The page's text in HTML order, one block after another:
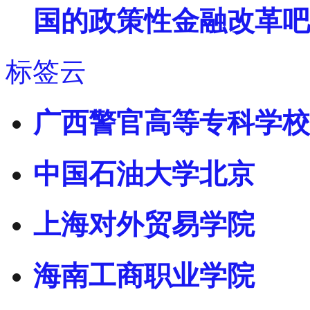
国的政策性金融改革
标签云
广西警官高等专科学校
中国石油大学北京
上海对外贸易学院
海南工商职业学院